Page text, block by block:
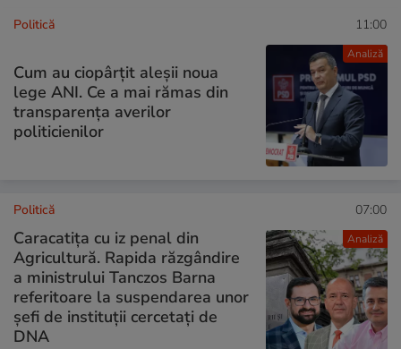
Analiză
Politică 11:00
Cum au ciopârțit aleșii noua
lege ANI. Ce a mai rămas din
transparența averilor
politicienilor
Analiză
Politică 07:00
Caracatița cu iz penal din
Agricultură. Rapida răzgândire
a ministrului Tanczos Barna
referitoare la suspendarea unor
șefi de instituții cercetați de
DNA